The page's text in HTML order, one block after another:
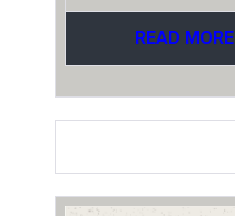
READ MORE